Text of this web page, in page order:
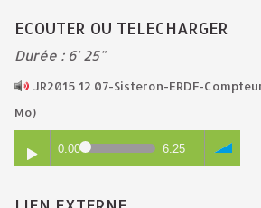
ECOUTER OU TELECHARGER
Durée : 6' 25"
JR2015.12.07-Sisteron-ERDF-
Mo)
0:00 6:25